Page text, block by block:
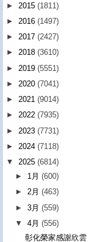
► 2015 (1811)
► 2016 (1497)
► 2017 (2427)
► 2018 (3610)
► 2019 (5551)
► 2020 (7041)
► 2021 (9014)
► 2022 (7935)
► 2023 (7731)
► 2024 (7118)
▼ 2025 (6814)
► 1月(600)
►2月(463)
►3月(559)
▼4月(556)
彰化榮家感謝欣雲